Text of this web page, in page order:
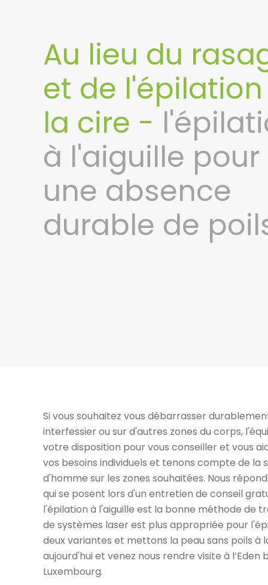
Au lieu du
et de
la cire -
à l'aiguille pour
une absence
durable de
Si vous souhaitez vous débarrasser
interfessier ou sur d'autres zones du corps,
votre disposition pour vous conseiller et vous
vos besoins individuels et tenons compte de
d'homme sur les zones souhaitées. Nous
qui se posent lors d'un entretien de conseil
l'épilation à l'aiguille est la bonne méthode de
de systèmes laser est plus appropriée pour
deux variantes et mettons la peau sans poils
aujourd'hui et venez nous rendre visite à
Luxembourg.